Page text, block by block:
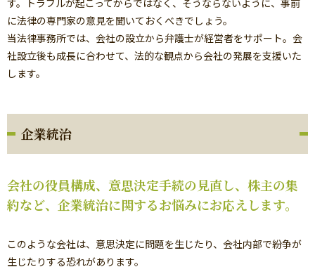
に法律の専門家の意見を聞いておくべきでしょう。
当法律事務所では、会社の設立から弁護士が経営者をサポート。会
社設立後も成長に合わせて、法的な観点から会社の発展を支援いた
します。
企業統治
会社の役員構成、意思決定手続の見直し、株主の集
約など、企業統治に関するお悩みにお応えします。
このような会社は、意思決定に問題を生じたり、会社内部で紛争が
生じたりする恐れがあります。